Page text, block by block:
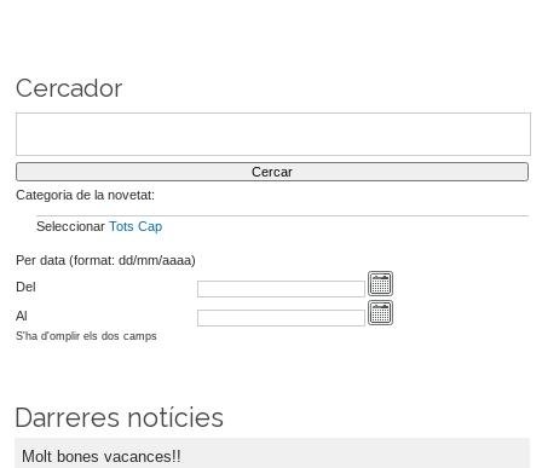
Cercador
Categoria de la novetat:
Seleccionar Tots Cap
Per data (format: dd/mm/aaaa)
Del
Al
S'ha d'omplir els dos camps
Darreres notícies
Molt bones vacances!!